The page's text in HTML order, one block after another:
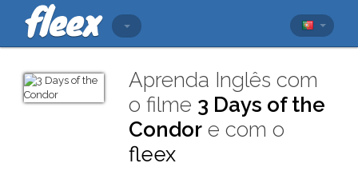
Aprenda Inglês com
o filme 3 Days of the
Condor e com o
fleex